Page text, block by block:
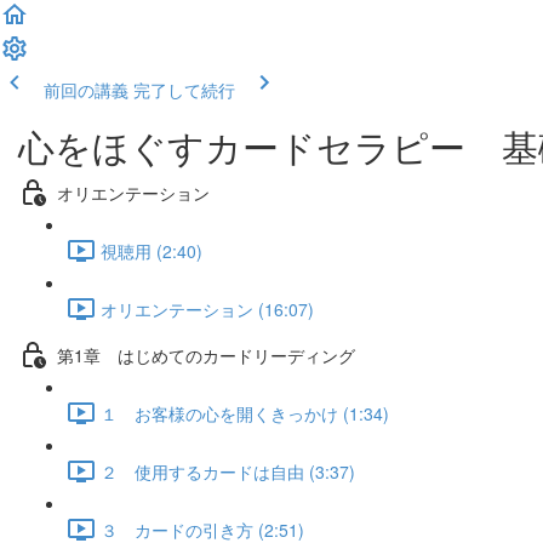
前回の講義 完了して続行
心をほぐすカードセラピー
オリエンテーション
視聴用 (2:40)
オリエンテーション (16:07)
第1章 はじめてのカードリーディング
１ お客様の心を開くきっかけ (1:34)
２ 使用するカードは自由 (3:37)
３ カードの引き方 (2:51)